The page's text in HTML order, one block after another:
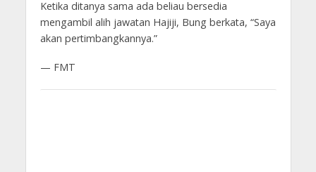
Ketika ditanya sama ada beliau bersedia
mengambil alih jawatan Hajiji, Bung berkata, “Saya
akan pertimbangkannya.”
— FMT